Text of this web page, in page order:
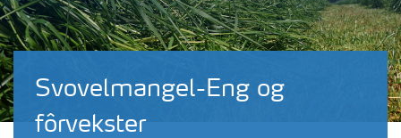
Svovelmangel-Eng og
fôrvekster